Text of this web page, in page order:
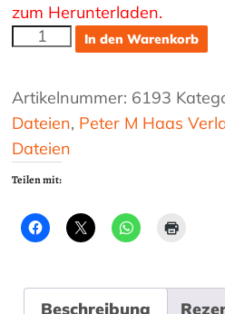
zum Herunterladen.
mp3-
Buch
"Bandoneon
-
die
ersten
Menge
In den Warenkorb
Artikelnummer: 6193
Dateien, Peter M Haas
Dateien
Teilen mit:
Beschreibung